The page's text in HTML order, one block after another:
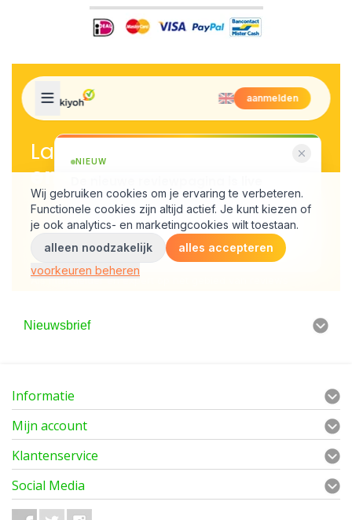
Nieuwsbrief
Informatie
Mijn account
Klantenservice
Social Media